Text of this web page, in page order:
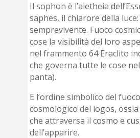
Il sophon è l’aletheia
saphes, il chiarore della
semprevivente. Fuoco
cose la visibilità del loro
nel frammento 64 Eraclito
che governa tutte le cose
panta).
E l’ordine simbolico del
cosmologico del logos,
che attraversa il cosmo e
dell’apparire.